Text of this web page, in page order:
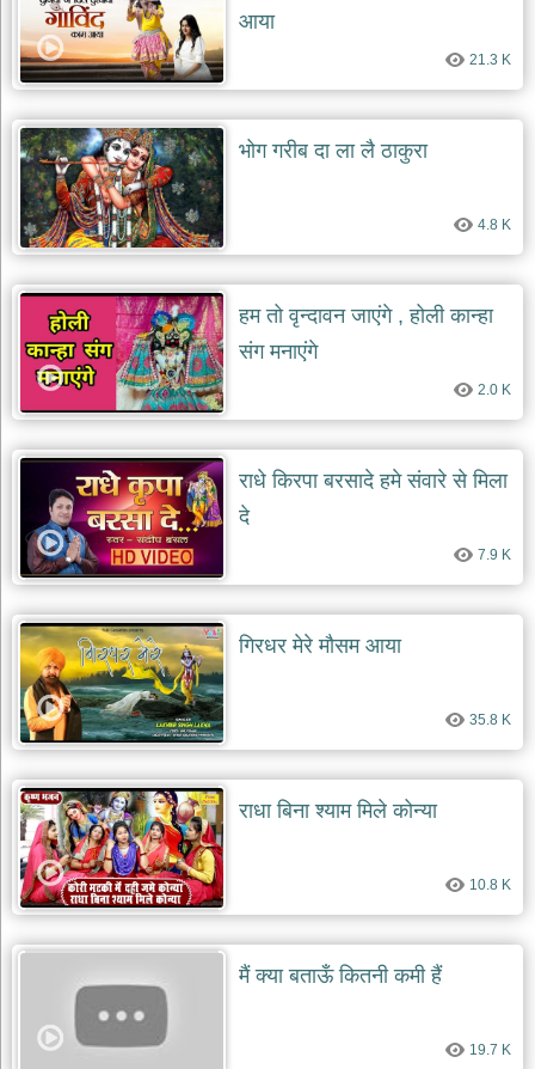
आया
21.3 K
भोग गरीब दा ला लै ठाकुरा
4.8 K
हम तो वृन्दावन जाएंगे , होली कान्हा
संग मनाएंगे
2.0 K
राधे किरपा बरसादे हमे संवारे से मिला
दे
7.9 K
गिरधर मेरे मौसम आया
35.8 K
राधा बिना श्याम मिले कोन्या
10.8 K
मैं क्या बताऊँ कितनी कमी हैं
19.7 K